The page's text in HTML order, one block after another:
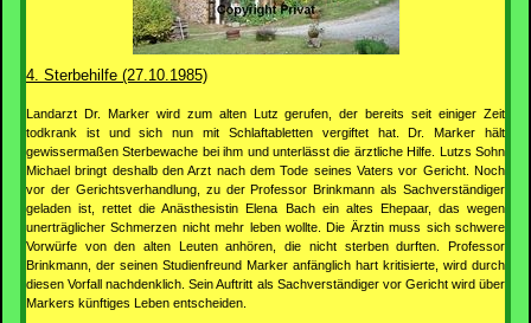
4. Sterbehilfe (27.10.1985)
Landarzt Dr. Marker wird zum alten Lutz gerufen, der bereits seit einiger Zeit
todkrank ist und sich nun mit Schlaftabletten vergiftet hat. Dr. Marker hält
gewissermaßen Sterbewache bei ihm und unterlässt die ärztliche Hilfe. Lutzs Sohn
Michael bringt deshalb den Arzt nach dem Tode seines Vaters vor Gericht. Noch
vor der Gerichtsverhandlung, zu der Professor Brinkmann als Sachverständiger
geladen ist, rettet die Anästhesistin Elena Bach ein altes Ehepaar, das wegen
unerträglicher Schmerzen nicht mehr leben wollte. Die Ärztin muss sich schwere
Vorwürfe von den alten Leuten anhören, die nicht sterben durften. Professor
Brinkmann, der seinen Studienfreund Marker anfänglich hart kritisierte, wird durch
diesen Vorfall nachdenklich. Sein Auftritt als Sachverständiger vor Gericht wird über
Markers künftiges Leben entscheiden.